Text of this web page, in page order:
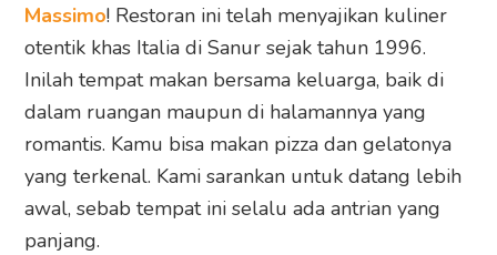
Massimo! Restoran ini telah menyajikan kuliner
otentik khas Italia di Sanur sejak tahun 1996.
Inilah tempat makan bersama keluarga, baik di
dalam ruangan maupun di halamannya yang
romantis. Kamu bisa makan pizza dan gelatonya
yang terkenal. Kami sarankan untuk datang lebih
awal, sebab tempat ini selalu ada antrian yang
panjang.